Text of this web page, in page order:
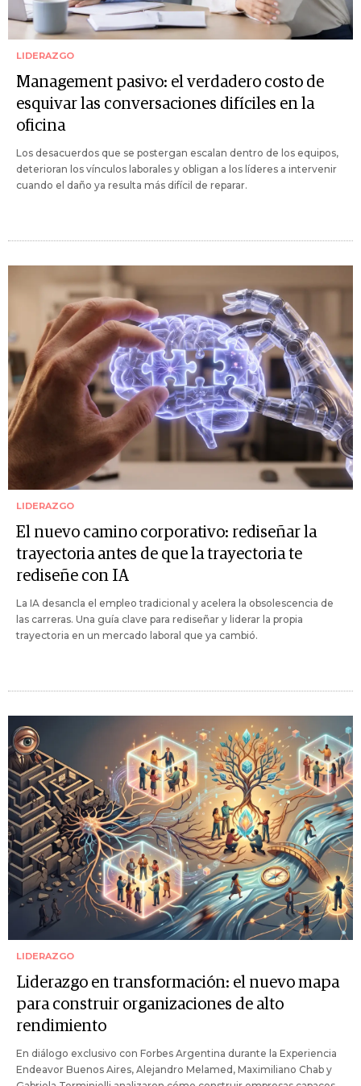
LIDERAZGO
Management pasivo: el verdadero costo de
esquivar las conversaciones difíciles en la
oficina
Los desacuerdos que se postergan escalan dentro de los equipos,
deterioran los vínculos laborales y obligan a los líderes a intervenir
cuando el daño ya resulta más difícil de reparar.
LIDERAZGO
El nuevo camino corporativo: rediseñar la
trayectoria antes de que la trayectoria te
rediseñe con IA
La IA desancla el empleo tradicional y acelera la obsolescencia de
las carreras. Una guía clave para rediseñar y liderar la propia
trayectoria en un mercado laboral que ya cambió.
LIDERAZGO
Liderazgo en transformación: el nuevo mapa
para construir organizaciones de alto
rendimiento
En diálogo exclusivo con Forbes Argentina durante la Experiencia
Endeavor Buenos Aires, Alejandro Melamed, Maximiliano Chab y